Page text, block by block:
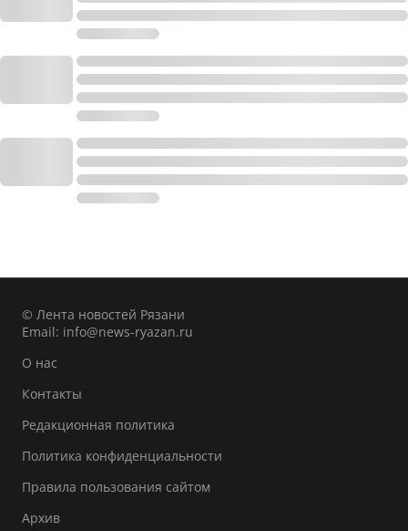
© Лента новостей Рязани
Email: info@news-ryazan.ru
О нас
Контакты
Редакционная политика
Политика конфиденциальности
Правила пользования сайтом
Архив